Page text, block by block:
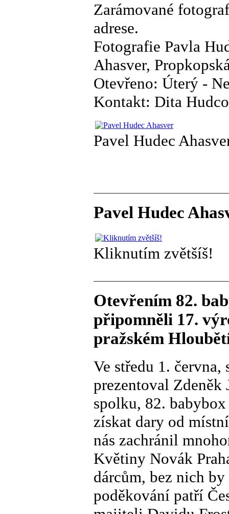
Zarámované
adrese.
Fotografie Pavla
Ahasver,
Otevřeno: Úterý -
Kontakt: Dita
Pavel Hudec
Pavel Hudec
Kliknutím zvětšíš!
Otevřením 82.
připomněli 17.
pražském
Ve středu 1.
prezentoval Zdeněk
spolku, 82.
získat dary od
nás zachránil
Květiny Novák
dárcům, bez nich
poděkování patří